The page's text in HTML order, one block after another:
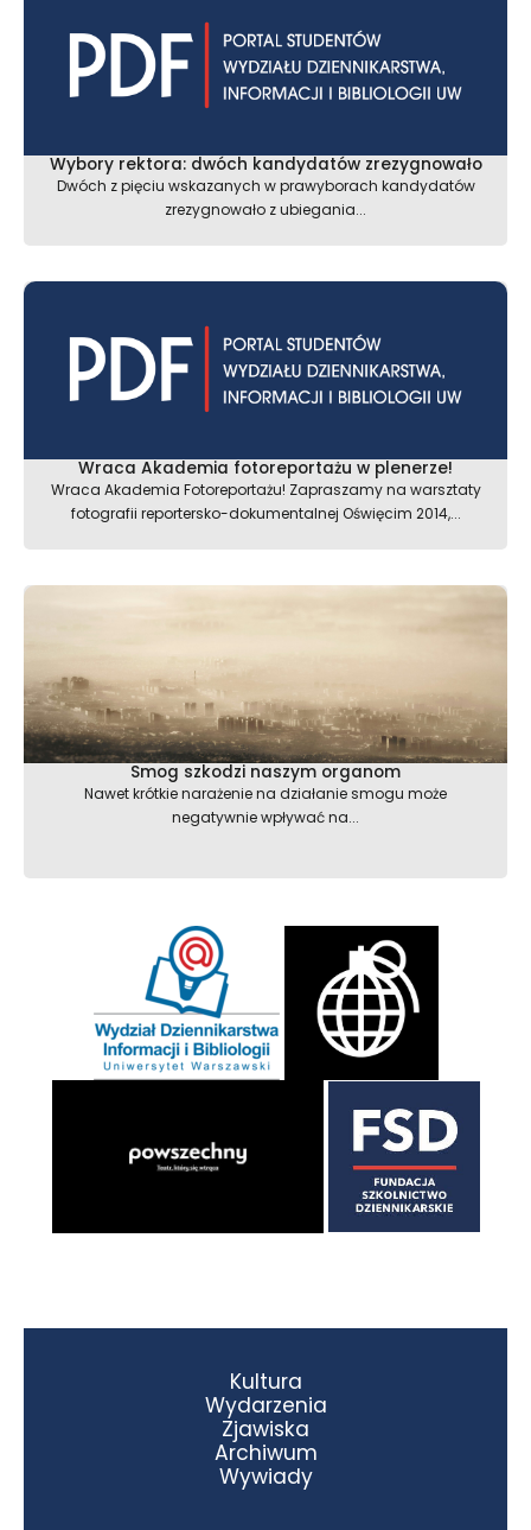
Wybory rektora: dwóch kandydatów zrezygnowało
Dwóch z pięciu wskazanych w prawyborach kandydatów
zrezygnowało z ubiegania...
Wraca Akademia fotoreportażu w plenerze!
Wraca Akademia Fotoreportażu! Zapraszamy na warsztaty
fotografii reportersko-dokumentalnej Oświęcim 2014,...
Smog szkodzi naszym organom
Nawet krótkie narażenie na działanie smogu może
negatywnie wpływać na...
Kultura
Wydarzenia
Zjawiska
Archiwum
Wywiady